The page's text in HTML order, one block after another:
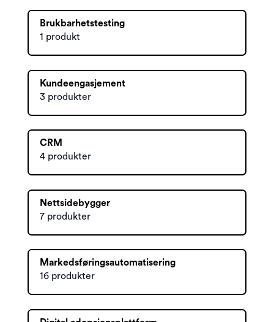
Brukbarhetstesting
1 produkt
Kundeengasjement
3 produkter
CRM
4 produkter
Nettsidebygger
7 produkter
Markedsføringsautomatisering
16 produkter